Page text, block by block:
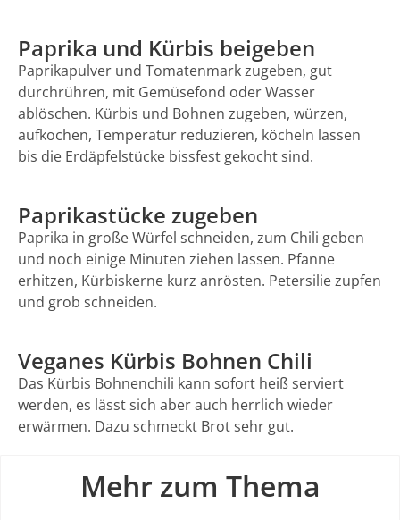
Paprika und Kürbis beigeben
Paprikapulver und Tomatenmark zugeben, gut
durchrühren, mit Gemüsefond oder Wasser
ablöschen. Kürbis und Bohnen zugeben, würzen,
aufkochen, Temperatur reduzieren, köcheln lassen
bis die Erdäpfelstücke bissfest gekocht sind.
Paprikastücke zugeben
Paprika in große Würfel schneiden, zum Chili geben
und noch einige Minuten ziehen lassen. Pfanne
erhitzen, Kürbiskerne kurz anrösten. Petersilie zupfen
und grob schneiden.
Veganes Kürbis Bohnen Chili
Das Kürbis Bohnenchili kann sofort heiß serviert
werden, es lässt sich aber auch herrlich wieder
erwärmen. Dazu schmeckt Brot sehr gut.
Mehr zum Thema